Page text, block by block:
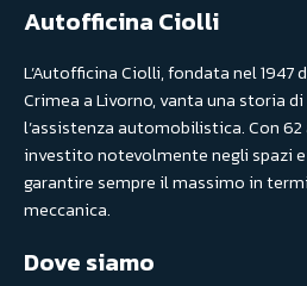
Autofficina Ciolli
L’Autofficina Ciolli, fondata nel 1947
Crimea a Livorno, vanta una storia
l’assistenza automobilistica. Con
investito notevolmente negli spazi
garantire sempre il massimo in
meccanica.
Dove siamo